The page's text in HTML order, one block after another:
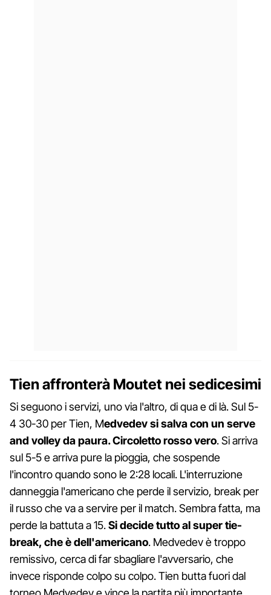
Tien affronterà Moutet nei sedicesimi
Si seguono i servizi, uno via l'altro, di qua e di là. Sul 5-
4 30-30 per Tien, Medvedev si salva con un serve
and volley da paura. Circoletto rosso vero. Si arriva
sul 5-5 e arriva pure la pioggia, che sospende
l'incontro quando sono le 2:28 locali. L'interruzione
danneggia l'americano che perde il servizio, break per
il russo che va a servire per il match. Sembra fatta, ma
perde la battuta a 15.Si decide tutto al super tie-
break, che è dell'americano. Medvedev è troppo
remissivo, cerca di far sbagliare l'avversario, che
invece risponde colpo su colpo. Tien butta fuori dal